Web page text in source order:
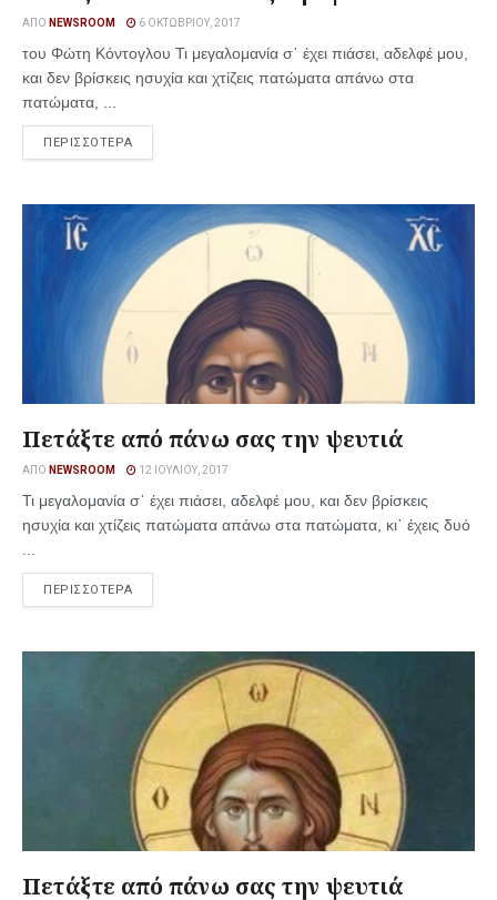
ΑΠΌ NEWSROOM 6 ΟΚΤΩΒΡΊΟΥ, 2017
του Φώτη Κόντογλου Τι μεγαλομανία σ᾿ έχει πιάσει, αδελφέ μου,
και δεν βρίσκεις ησυχία και χτίζεις πατώματα απάνω στα
πατώματα, ...
ΠΕΡΙΣΣΟΤΕΡΑ
Πετάξτε από πάνω σας την ψευτιά
ΑΠΌ NEWSROOM 12 ΙΟΥΛΊΟΥ, 2017
Τι μεγαλομανία σ᾿ έχει πιάσει, αδελφέ μου, και δεν βρίσκεις
ησυχία και χτίζεις πατώματα απάνω στα πατώματα, κι᾿ έχεις δυό
ΠΕΡΙΣΣΟΤΕΡΑ
Πετάξτε από πάνω σας την ψευτιά